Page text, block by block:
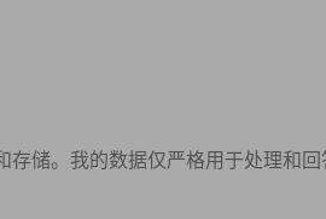
储。我的数据仅严格用于处理和